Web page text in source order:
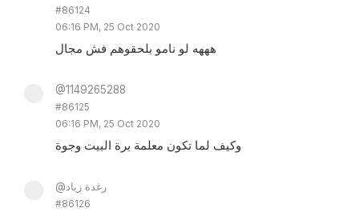
#86124
06:16 PM, 25 Oct 2020
هههه لو نامو بلحقوهم فش مجال
@1149265288
#86125
06:16 PM, 25 Oct 2020
وكيف لما تكون معلمة برة البيت وجوة
@رغدة زياد
#86126